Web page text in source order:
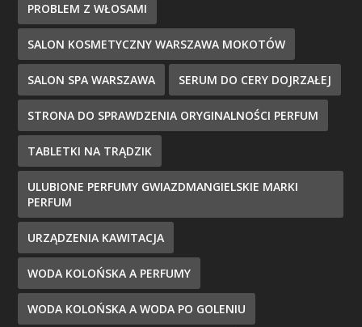
PROBLEM Z WŁOSAMI
SALON KOSMETYCZNY WARSZAWA MOKOTÓW
SALON SPA WARSZAWA SERUM DO CERY DOJRZAŁEJ
STRONA DO SPRAWDZENIA ORYGINALNOŚCI PERFUM
TABLETKI NA TRĄDZIK
ULUBIONE PERFUMY GWIAZDMANGIELSKIE MARKI
PERFUM
URZĄDZENIA KAWITACJA
WODA KOLOŃSKA A PERFUMY
WODA KOLOŃSKA A WODA PO GOLENIU